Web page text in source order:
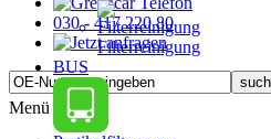
Filterreinigung
BUS
030 - 417 220 80
Menü